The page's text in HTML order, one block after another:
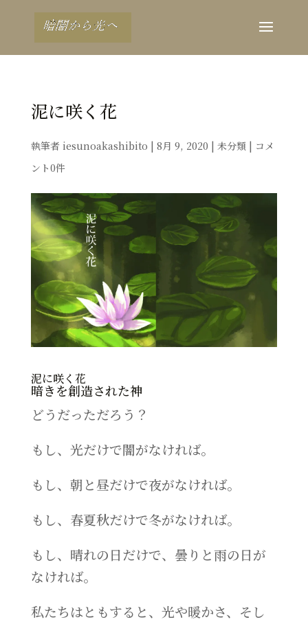
泥に咲く花
執筆者 iesunoakashibito | 8月 9, 2020 | 未分類 | コメ
ント0件
泥に咲く花
暗きを創造された神
どうだっただろう？
もし、光だけで闇がなければ。
もし、朝と昼だけで夜がなければ。
もし、春夏秋だけで冬がなければ。
もし、晴れの日だけで、曇りと雨の日が
なければ。
私たちはともすると、光や暖かさ、そし